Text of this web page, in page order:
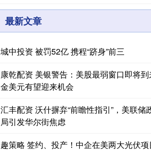
最新文章
城中投资 被罚52亿 携程“跻身”前三
康乾配资 美银警告：美股最弱窗口即将
金美元有望迎来机会
汇丰配资 沃什摒弃“前瞻性指引”，美联储
局引发华尔街焦虑
趣策略 签约、投产！中企在美两大光伏